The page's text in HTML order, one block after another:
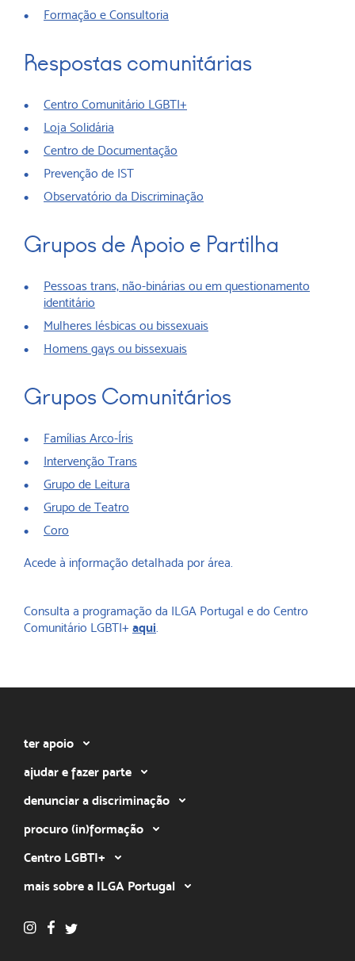
Formação e Consultoria
Respostas comunitárias
Centro Comunitário LGBTI+
Loja Solidária
Centro de Documentação
Prevenção de IST
Observatório da Discriminação
Grupos de Apoio e Partilha
Pessoas trans, não-binárias ou em questionamento
identitário
Mulheres lésbicas ou bissexuais
Homens gays ou bissexuais
Grupos Comunitários
Famílias Arco-Íris
Intervenção Trans
Grupo de Leitura
Grupo de Teatro
Coro
Acede à informação detalhada por área.
Consulta a programação da ILGA Portugal e do Centro
Comunitário LGBTI+ aqui.
ter apoio
ajudar e fazer parte
denunciar a discriminação
procuro (in)formação
Centro LGBTI+
mais sobre a ILGA Portugal